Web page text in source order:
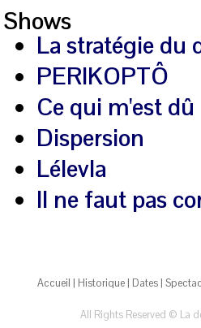
Shows
La stratégie du
PERIKOPTÔ
Ce qui m'est dû
Dispersion
Lélevla
Il ne faut pas
Accueil | Historique | Dates |
All Rights Reserved © La